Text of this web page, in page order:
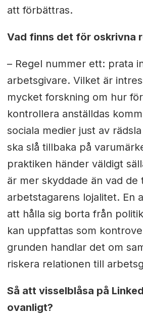
att förbättras.
Vad finns det för oskrivna
– Regel nummer ett: prata
arbetsgivare. Vilket är
mycket forskning om hur
kontrollera anställdas
sociala medier just av
ska slå tillbaka på
praktiken händer väldigt
är mer skyddade än vad de
arbetstagarens lojalitet. En
att hålla sig borta från
kan uppfattas som
grunden handlar det om
riskera relationen till
Så att visselblåsa på
ovanligt?